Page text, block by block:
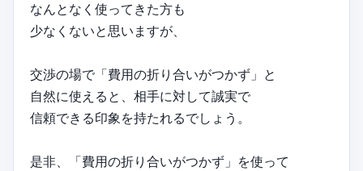
なんとなく使ってきた方も
少なくないと思いますが、
交渉の場で「費用の折り合いがつかず」と
自然に使えると、相手に対して誠実で
信頼できる印象を持たれるでしょう。
是非、「費用の折り合いがつかず」を使って